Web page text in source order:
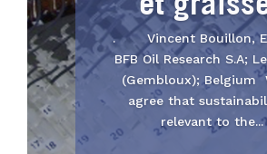
de la maintenance
dans l'industrie
sein d’HARTMANN
FranceProfessionnels du